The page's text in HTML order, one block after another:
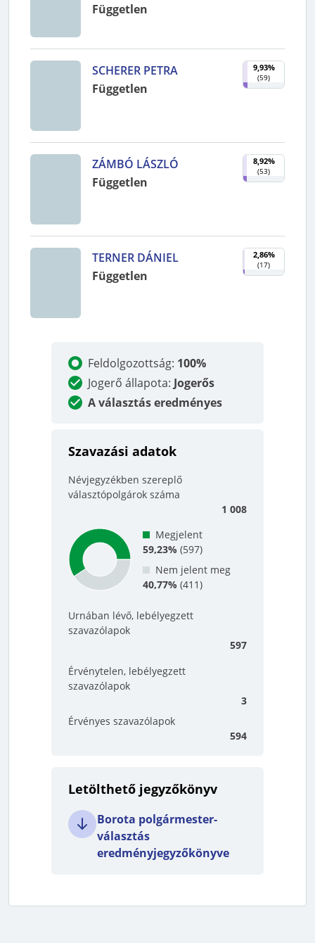
Független
SCHERER PETRA
Független
9,93%
(59)
ZÁMBÓ LÁSZLÓ
Független
8,92%
(53)
TERNER DÁNIEL
Független
2,86%
(17)
Feldolgozottság: 100%
Jogerő állapota: Jogerős
A választás eredményes
Szavazási adatok
Névjegyzékben szereplő
választópolgárok száma
1 008
Megjelent
59,23% (597)
Nem jelent meg
40,77% (411)
Urnában lévő, lebélyegzett
szavazólapok
597
Érvénytelen, lebélyegzett
szavazólapok
3
Érvényes szavazólapok
594
Letölthető jegyzőkönyv
Borota polgármester-
választás
eredményjegyzőkönyve